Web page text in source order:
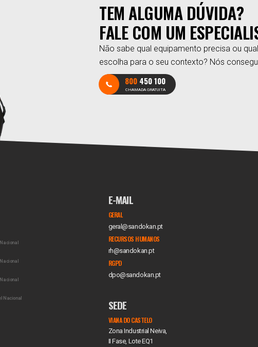
TEM ALGUMA DÚVIDA?
FALE COM UM
Não sabe qual equipamento precisa ou
escolha para o seu contexto? Nós
800 450 100
CHAMADA GRATUITA
Nacional
E-MAIL
GERAL
geral@sandokan.pt
RECURSOS HUMANOS
rh@sandokan.pt
RGPD
dpo@sandokan.pt
SEDE
VIANA DO CASTELO
Zona Industrial Neiva,
II Fase, Lote EQ1